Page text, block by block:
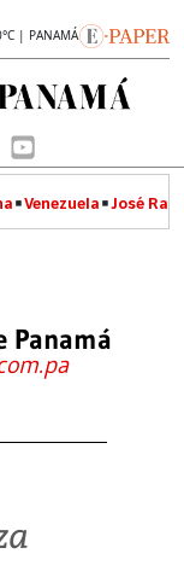
| PANAMÁ
Venezuela José
Panamá